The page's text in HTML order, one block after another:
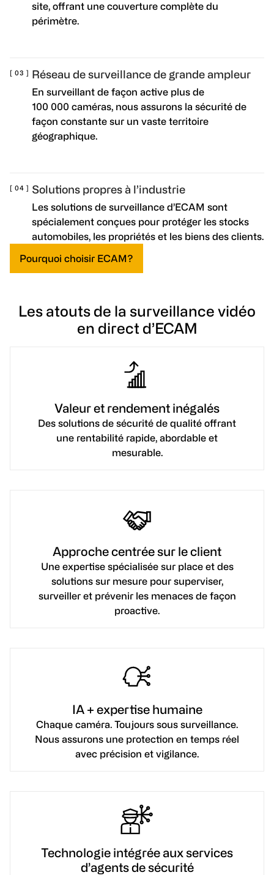
site, offrant une couverture complète du
périmètre.
Réseau de surveillance de grande ampleur
En surveillant de façon active plus de
100 000 caméras, nous assurons la sécurité de
façon constante sur un vaste territoire
géographique.
Solutions propres à l’industrie
Les solutions de surveillance d’ECAM sont
spécialement conçues pour protéger les stocks
automobiles, les propriétés et les biens des clients.
Pourquoi choisir ECAM?
Les atouts de la surveillance vidéo
en direct d’ECAM
Valeur et rendement inégalés
Des solutions de sécurité de qualité offrant
une rentabilité rapide, abordable et
mesurable.
Approche centrée sur le client
Une expertise spécialisée sur place et des
solutions sur mesure pour superviser,
surveiller et prévenir les menaces de façon
proactive.
IA + expertise humaine
Chaque caméra. Toujours sous surveillance.
Nous assurons une protection en temps réel
avec précision et vigilance.
Technologie intégrée aux services
d’agents de sécurité